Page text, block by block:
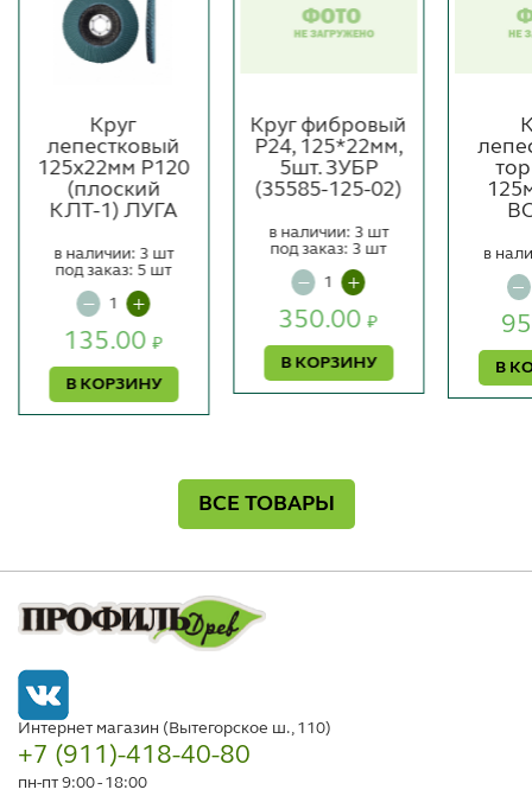
Круг
лепестковый
125х22мм P120
(плоский
КЛТ-1) ЛУГА
135.00₽
В КОРЗИНУ
в наличии: 3 шт
под заказ: 5 шт
Круг фибровый
Р24, 125*22мм,
5шт. ЗУБР
(35585-125-02)
350.00₽
В КОРЗИНУ
в наличии: 3 шт
под заказ: 3 шт
В
в
ВСЕ ТОВАРЫ
Интернет магазин (Вытегорское ш., 110)
+7 (911)-418-40-80
пн-пт 9:00 - 18:00